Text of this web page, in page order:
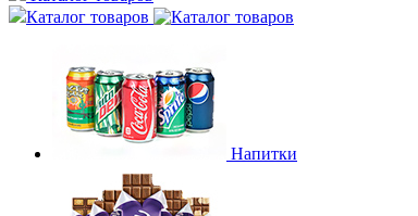
Каталог товаров
Напитки